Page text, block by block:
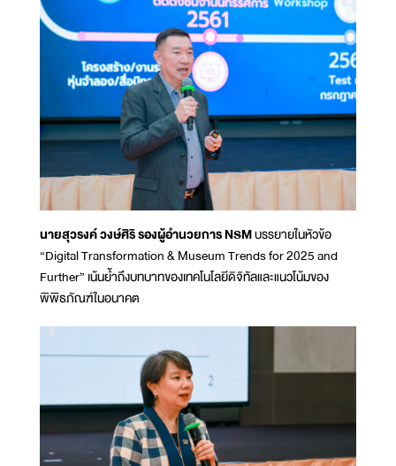
นายสุวรงค์ วงษ์ศิริ รองผู้อำนวยการ NSMบรรยายในหัวข้อ
“Digital Transformation & Museum Trends for 2025 and
Further” เน้นย้ำถึงบทบาทของเทคโนโลยีดิจิทัลและแนวโน้มของ
พิพิธภัณฑ์ในอนาคต